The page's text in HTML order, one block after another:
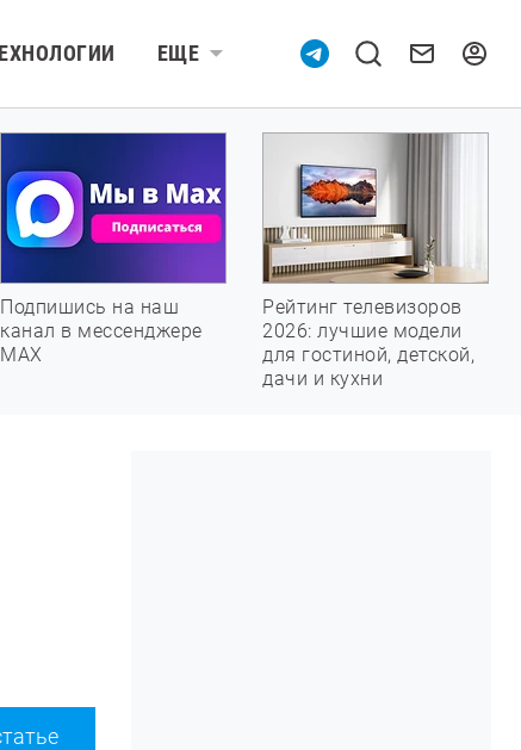
ЕЩЕ
Подпишись на наш
канал в мессенджере
МАХ
Рейтинг телевизоров
2026: лучшие модели
для гостиной, детской,
дачи и кухни